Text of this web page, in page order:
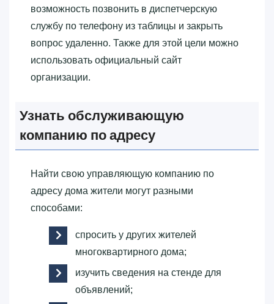
возможность позвонить в диспетчерскую
службу по телефону из таблицы и закрыть
вопрос удаленно. Также для этой цели можно
использовать официальный сайт
организации.
Узнать обслуживающую
компанию по адресу
Найти свою управляющую компанию по
адресу дома жители могут разными
способами:
спросить у других жителей
многоквартирного дома;
изучить сведения на стенде для
объявлений;